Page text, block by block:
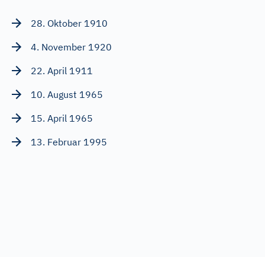
28. Oktober 1910
4. November 1920
22. April 1911
10. August 1965
15. April 1965
13. Februar 1995